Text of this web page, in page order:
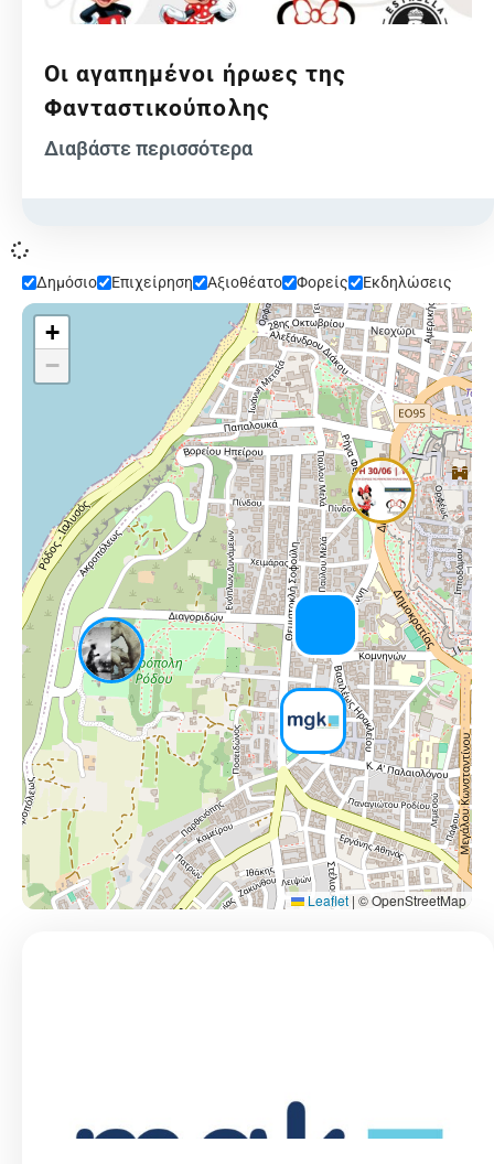
Οι αγαπημένοι ήρωες της
Φανταστικούπολης
Διαβάστε περισσότερα
Δημόσιο Επιχείρηση Αξιοθέατο Φορείς Εκδηλώσεις
+
−
Leaflet | © OpenStreetMap